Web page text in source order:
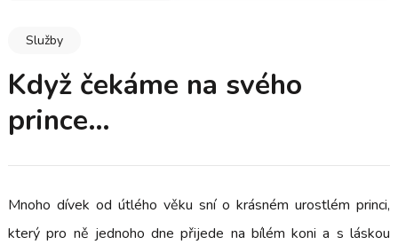
Služby
Když čekáme na svého
prince…
Mnoho dívek od útlého věku sní o krásném urostlém princi,
který pro ně jednoho dne přijede na bílém koni a s láskou